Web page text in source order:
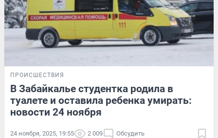
ПРОИСШЕСТВИЯ
В Забайкалье студентка родила в
туалете и оставила ребенка умирать:
новости 24 ноября
24 ноября, 2025, 19:55 2 009 Обсудить